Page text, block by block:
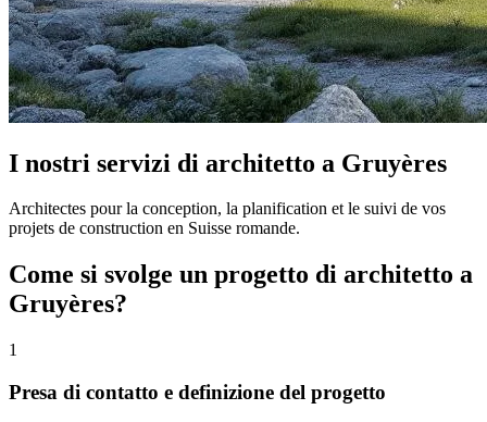
I nostri servizi di architetto a Gruyères
Architectes pour la conception, la planification et le suivi de vos
projets de construction en Suisse romande.
Come si svolge un progetto di architetto a
Gruyères?
1
Presa di contatto e definizione del progetto